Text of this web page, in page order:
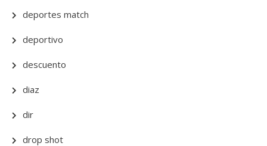
deportes match
deportivo
descuento
diaz
dir
drop shot